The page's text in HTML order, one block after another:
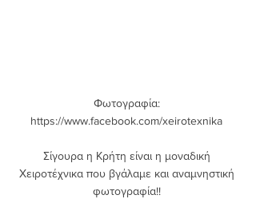
Φωτογραφία:
https://www.facebook.com/xeirotexnika
Σίγουρα η Κρήτη είναι η μοναδική
Χειροτέχνικα που βγάλαμε και αναμνηστική
φωτογραφία!!